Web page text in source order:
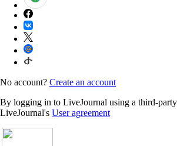
No account? Create an account
By logging in to LiveJournal using a third-
LiveJournal's User agreement